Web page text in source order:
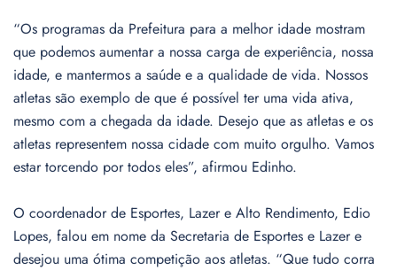
“Os programas da Prefeitura para a melhor idade mostram
que podemos aumentar a nossa carga de experiência, nossa
idade, e mantermos a saúde e a qualidade de vida. Nossos
atletas são exemplo de que é possível ter uma vida ativa,
mesmo com a chegada da idade. Desejo que as atletas e os
atletas representem nossa cidade com muito orgulho. Vamos
estar torcendo por todos eles”, afirmou Edinho.
O coordenador de Esportes, Lazer e Alto Rendimento, Edio
Lopes, falou em nome da Secretaria de Esportes e Lazer e
desejou uma ótima competição aos atletas. “Que tudo corra